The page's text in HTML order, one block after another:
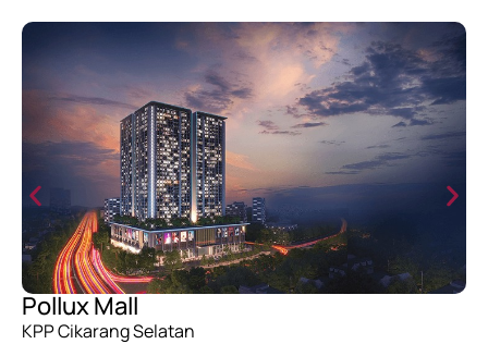
Pollux Mall
KPP Cikarang Selatan